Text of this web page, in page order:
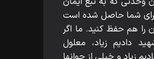
شما حاصل شده است
را هم حفظ كنيد. ما اگر
داديم زياد، معلول